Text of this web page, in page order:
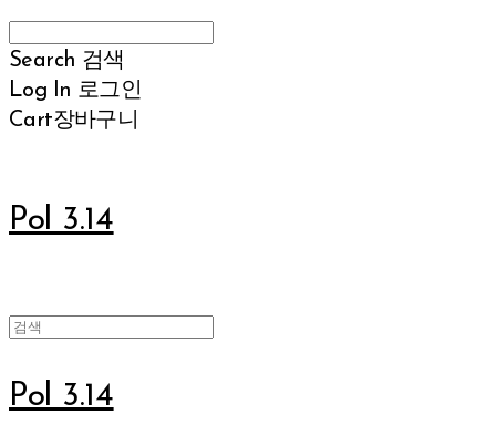
Search 검색
Log In 로그인
Cart장바구니
Pol 3.14
Pol 3.14